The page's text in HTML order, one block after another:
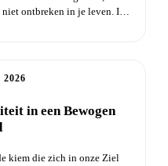
niet ontbreken in je leven. In
in een Bewogen
kiem die zich in onze Ziel